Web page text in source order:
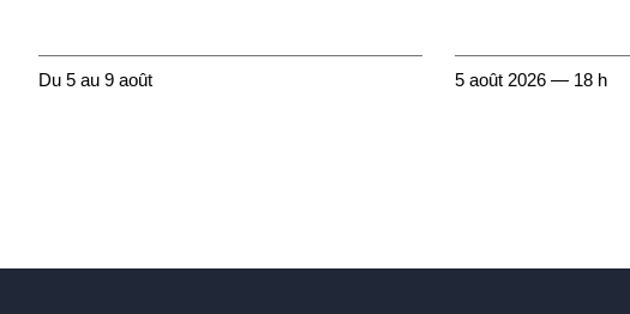
Du 5 au 9 août 5 août 2026 — 18 h